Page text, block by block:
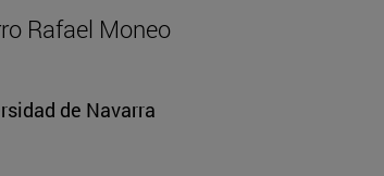
Rafael Moneo
de Navarra